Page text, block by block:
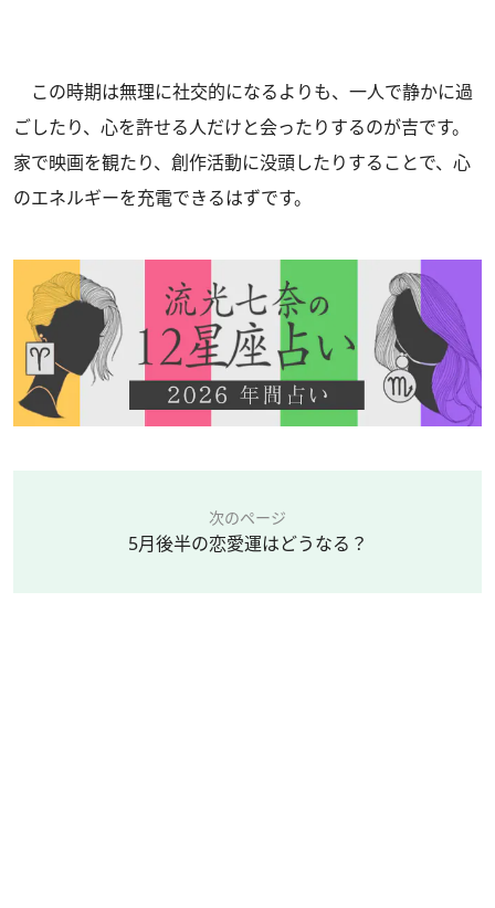
この時期は無理に社交的になるよりも、一人で静かに過
ごしたり、心を許せる人だけと会ったりするのが吉です。
家で映画を観たり、創作活動に没頭したりすることで、心
のエネルギーを充電できるはずです。
次のページ
5月後半の恋愛運はどうなる？